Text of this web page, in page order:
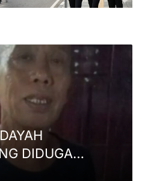
DIDUGA
MAKAN MBG